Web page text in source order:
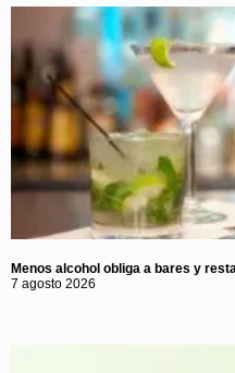
Menos alcohol obliga a bares y
7 agosto 2026